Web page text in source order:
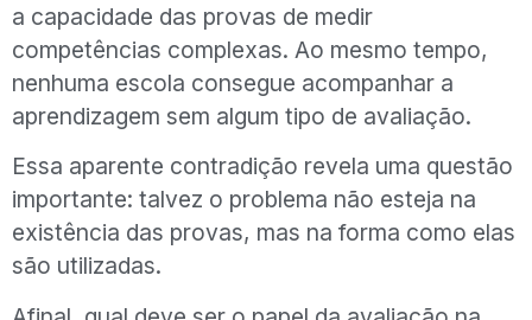
a capacidade das provas de medir
competências complexas. Ao mesmo tempo,
nenhuma escola consegue acompanhar a
aprendizagem sem algum tipo de avaliação.
Essa aparente contradição revela uma questão
importante: talvez o problema não esteja na
existência das provas, mas na forma como elas
são utilizadas.